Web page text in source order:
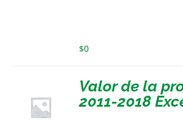
$0
Valor de la
2011-2018